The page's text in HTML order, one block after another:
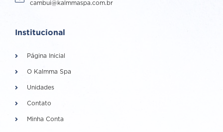
cambui@kalmmaspa.com.br
Institucional
Página Inicial
O Kalmma Spa
Unidades
Contato
Minha Conta